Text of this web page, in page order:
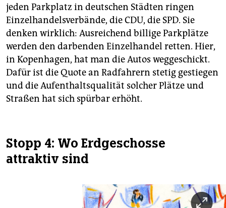
jeden Parkplatz in deutschen Städten ringen
Einzelhandelsverbände, die CDU, die SPD. Sie
denken wirklich: Ausreichend billige Parkplätze
werden den darbenden Einzelhandel retten. Hier,
in Kopenhagen, hat man die Autos weggeschickt.
Dafür ist die Quote an Radfahrern stetig gestiegen
und die Aufenthaltsqualität solcher Plätze und
Straßen hat sich spürbar erhöht.
Stopp 4: Wo Erdgeschosse
attraktiv sind